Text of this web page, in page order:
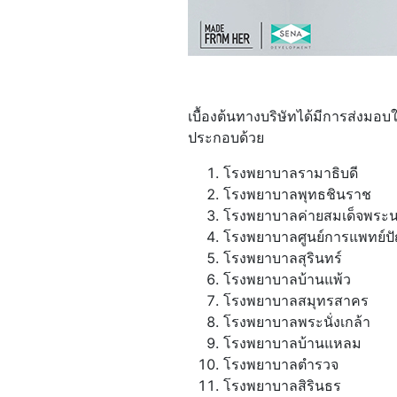
เบื้องต้นทางบริษัทได้มีการส่งมอ
ประกอบด้วย
โรงพยาบาลรามาธิบดี
โรงพยาบาลพุทธชินราช
โรงพยาบาลค่ายสมเด็จพระ
โรงพยาบาลศูนย์การแพท
โรงพยาบาลสุรินทร์
โรงพยาบาลบ้านแพ้ว
โรงพยาบาลสมุทรสาคร
โรงพยาบาลพระนั่งเกล้า
โรงพยาบาลบ้านแหลม
โรงพยาบาลตำรวจ
โรงพยาบาลสิรินธร